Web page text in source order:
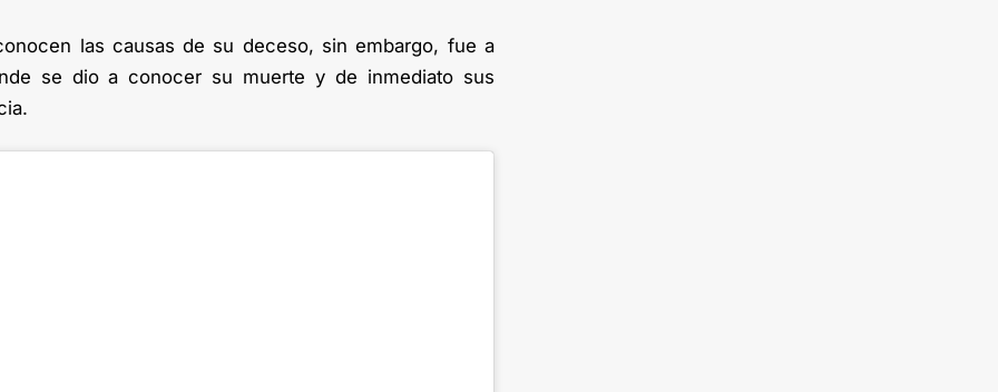
las causas de su deceso, sin embargo, fue a
se dio a conocer su muerte y de inmediato sus